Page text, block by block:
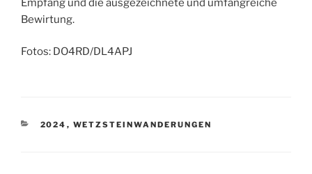
Empfang und die ausgezeichnete und umfangreiche
Bewirtung.
Fotos: DO4RD/DL4APJ
KATEGORIEN
2024 , WETZSTEINWANDERUNGEN